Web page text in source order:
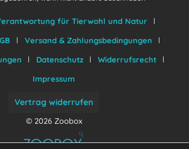
für Tierwohl und Natur
Versand & Zahlungsbedingungen
Datenschutz
Widerrufsrecht
Impressum
Vertrag widerrufen
© 2026 Zoobox